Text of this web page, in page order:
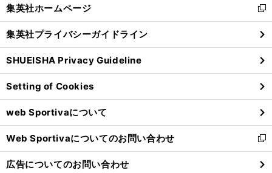
VAR
vo 【
ほ
.
閉
る
集英社ホームページ
新
し
い
ウ
ィ
ン
ド
ウ
で
開
く
集英社プライバシーガイドライン
SHUEISHA Privacy Guideline
Setting of Cookies
web Sportivaについて
Web Sportivaについてのお問い合わせ
新
し
い
広告についてのお問い合わせ